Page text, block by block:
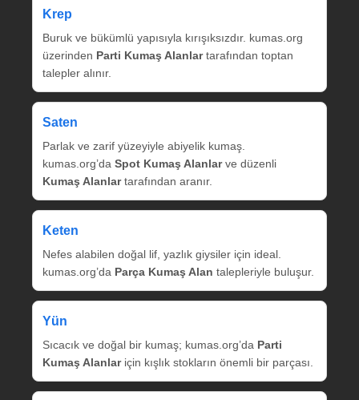
Krep
Buruk ve bükümlü yapısıyla kırışıksızdır. kumas.org
üzerinden Parti Kumaş Alanlartarafından toptan
talepler alınır.
Saten
Parlak ve zarif yüzeyiyle abiyelik kumaş.
kumas.org’da Spot Kumaş Alanlarve düzenli
Kumaş Alanlartarafından aranır.
Keten
Nefes alabilen doğal lif, yazlık giysiler için ideal.
kumas.org’da Parça Kumaş Alan talepleriyle buluşur.
Yün
Sıcacık ve doğal bir kumaş; kumas.org’da Parti
Kumaş Alanlariçin kışlık stokların önemli bir parçası.